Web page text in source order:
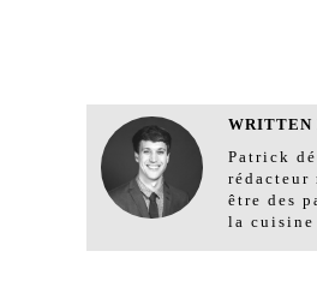
WRITTEN
Patrick
être des
la cuisine